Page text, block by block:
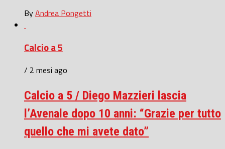
ByAndrea Pongetti
Calcio a 5
/ 2 mesi ago
Calcio a 5 / Diego Mazzieri lascia
l’Avenale dopo 10 anni: “Grazie per tutto
quello che mi avete dato”